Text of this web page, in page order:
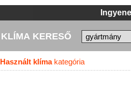
KLÍMA KERESŐ
Használt klímakategória